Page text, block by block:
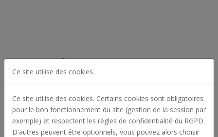
Nos certifications
Ce site utilise des cookies.
Ce site utilise des cookies. Certains cookies sont obligatoires
pour le bon fonctionnement du site (gestion de la session par
exemple) et respectent les règles de confidentialité du RGPD.
D'autres peuvent être optionnels, vous pouvez alors choisir